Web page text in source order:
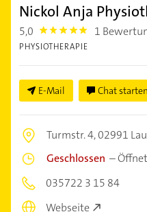
Nickol Anja
5,0 5.0 1
PHYSIOTHERAPIE
E-Mail Chat starten
Turmstr. 4,02991
Geschlossen –
035722 3 15 84
Webseite